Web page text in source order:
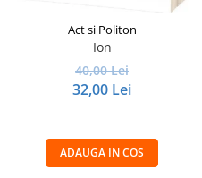
Act si Politon
Ion
40,00 Lei
32,00 Lei
ADAUGA IN COS